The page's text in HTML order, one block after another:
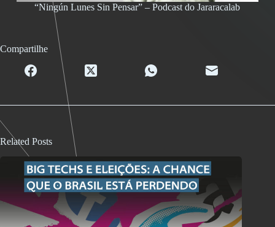
“Ningún Lunes Sin Pensar” – Podcast do Jararacalab
Compartilhe
Related Posts